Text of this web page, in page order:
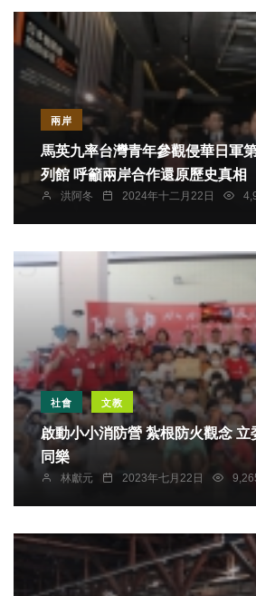
兩岸
馬英九率台灣青年參觀侵華日軍
列館 呼籲兩岸合作還原歷史真相
洪阿冬 2024年十二月22日
社會 文教
啟動小小消防營 紮根防火觀念 立委江啟臣與孩童
同樂
林獻元 2023年七月22日